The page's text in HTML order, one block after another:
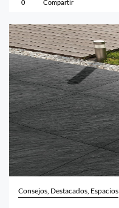
0 Compartir
Consejos, Destacados, Espacios